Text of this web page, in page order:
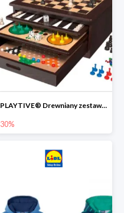
PLAYTIVE® Drewniany zestaw gier 10 w 1
30%